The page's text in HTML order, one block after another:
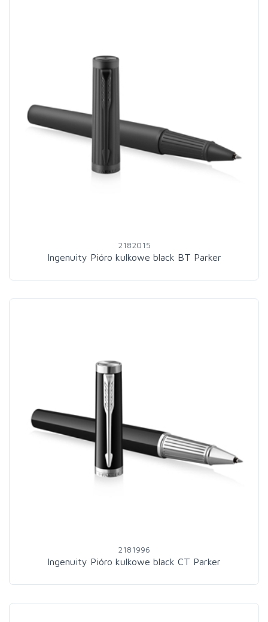
2182015
Ingenuity Pióro kulkowe black BT Parker
2181996
Ingenuity Pióro kulkowe black CT Parker